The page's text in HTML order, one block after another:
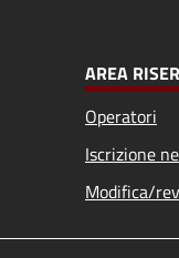
AREA
Operatori
Iscrizione
Modifica/